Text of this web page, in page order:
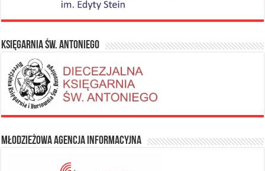
Księgarnia Św. Antoniego
Młodzieżowa Agencja Informacyjna